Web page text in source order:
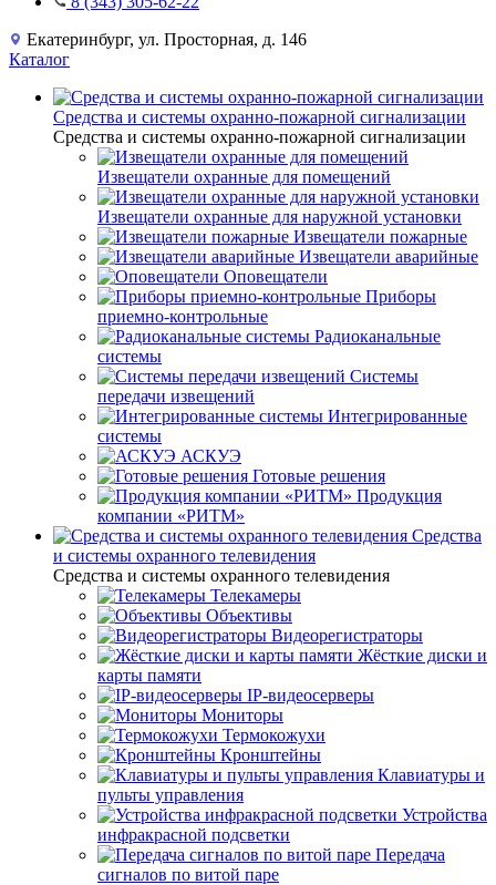
Екатеринбург, ул. Просторная, д. 146
Каталог
Средства и системы охранно-пожарной сигнализации
Средства и системы охранно-пожарной сигнализации
Извещатели охранные для помещений
Извещатели охранные для наружной установки
Извещатели пожарные
Извещатели аварийные
Оповещатели
Приборы
приемно-контрольные
Радиоканальные
системы
Системы
передачи извещений
Интегрированные
системы
АСКУЭ
Готовые решения
Продукция
компании «РИТМ»
Средства
и системы охранного телевидения
Средства и системы охранного телевидения
Телекамеры
Объективы
Видеорегистраторы
Жёсткие диски и
карты памяти
IP-видеосерверы
Мониторы
Термокожухи
Кронштейны
Клавиатуры и
пульты управления
Устройства
инфракрасной подсветки
Передача
сигналов по витой паре